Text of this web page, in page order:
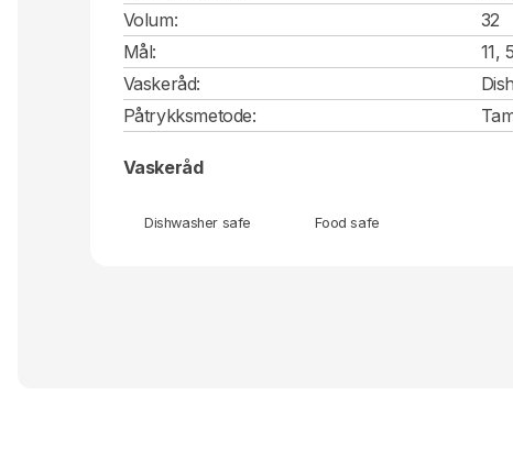
Volum:
32
Mål:
11,
Vaskeråd:
Påtrykksmetode:
Vaskeråd
Dishwasher safe Food safe